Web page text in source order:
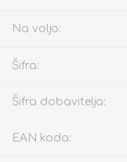
Na voljo:
Šifra:
Šifra dobavitelja:
EAN koda: